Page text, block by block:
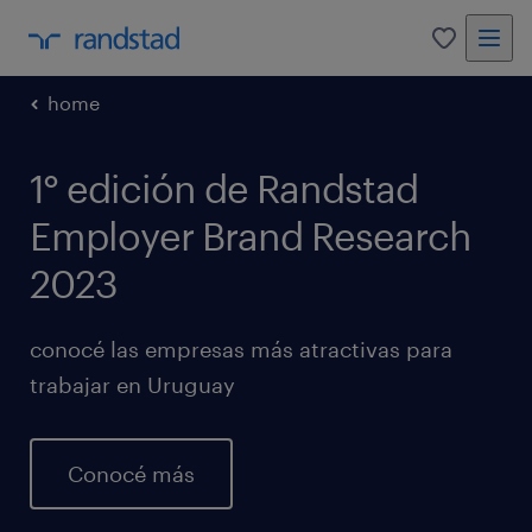
0
home
1° edición de Randstad
Employer Brand Research
2023
conocé las empresas más atractivas para
trabajar en Uruguay
Conocé más